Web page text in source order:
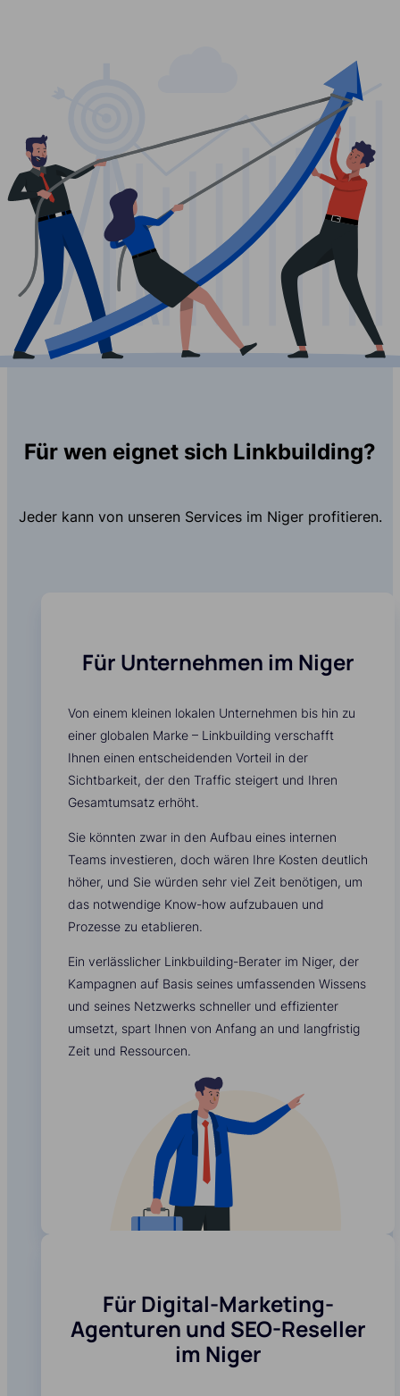
Für wen eignet sich Linkbuilding?
Jeder kann von unseren Services im Niger profitieren.
Für Unternehmen im Niger
Von einem kleinen lokalen Unternehmen bis hin zu
einer globalen Marke – Linkbuilding verschafft
Ihnen einen entscheidenden Vorteil in der
Sichtbarkeit, der den Traffic steigert und Ihren
Gesamtumsatz erhöht.
Sie könnten zwar in den Aufbau eines internen
Teams investieren, doch wären Ihre Kosten deutlich
höher, und Sie würden sehr viel Zeit benötigen, um
das notwendige Know-how aufzubauen und
Prozesse zu etablieren.
Ein verlässlicher Linkbuilding-Berater im Niger, der
Kampagnen auf Basis seines umfassenden Wissens
und seines Netzwerks schneller und effizienter
umsetzt, spart Ihnen von Anfang an und langfristig
Zeit und Ressourcen.
Für Digital-Marketing-
Agenturen und SEO-Reseller
im Niger